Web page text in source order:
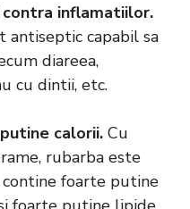
inflamatiilor.
antiseptic capabil sa
diareea,
cu dintii, etc.
calorii. Cu
rubarba este
foarte putine